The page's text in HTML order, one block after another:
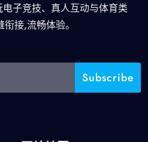
子竞技、真人互动与体育类
接,流畅体验。